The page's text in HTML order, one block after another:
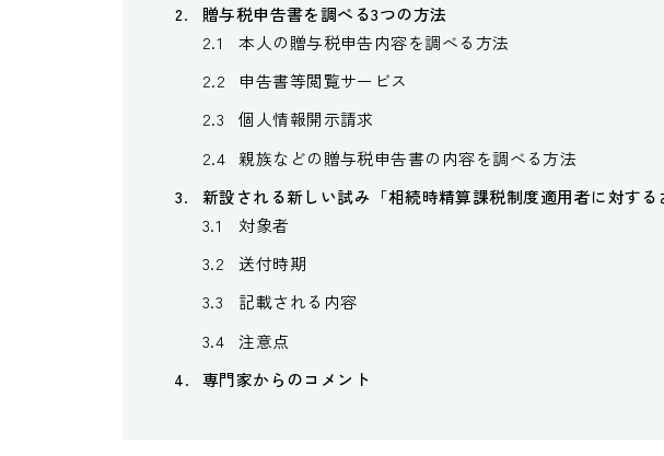
贈与税申告書を調べる3つの方法
本人の贈与税申告内容を調べる方法
申告書等閲覧サービス
個人情報開示請求
親族などの贈与税申告書の内容を調べる方法
新設される新しい試み「相続時精算課税制度適用者に対する
対象者
送付時期
記載される内容
注意点
専門家からのコメント